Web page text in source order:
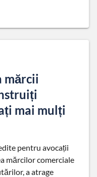
mărcii
mai mulți
pentru avocații
mărcilor comerciale
a atrage